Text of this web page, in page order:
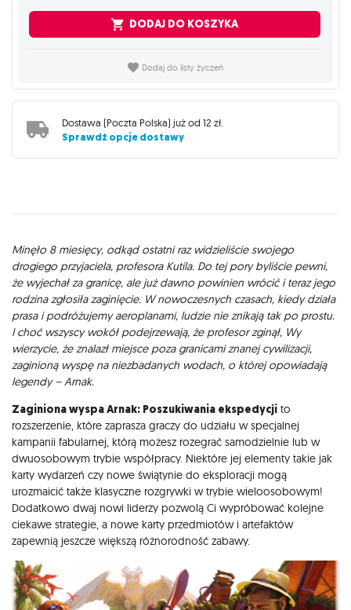
DODAJ DO KOSZYKA
Dodaj do listy życzeń
Dostawa (Poczta Polska) już od 12 zł
Sprawdź opcje dostawy
Opis
Minęło 8 miesięcy, odkąd ostatni raz widzieliście swojego
drogiego przyjaciela, profesora Kutila. Do tej pory byliście pewni,
że wyjechał za granicę, ale już dawno powinien wrócić i teraz jego
rodzina zgłosiła zaginięcie. W nowoczesnych czasach, kiedy działa
prasa i podróżujemy aeroplanami, ludzie nie znikają tak po prostu.
I choć wszyscy wokół podejrzewają, że profesor zginął, Wy
wierzycie, że znalazł miejsce poza granicami znanej cywilizacji,
zaginioną wyspę na niezbadanych wodach, o której opowiadają
legendy – Arnak.
Zaginiona wyspa Arnak: Poszukiwania ekspedycji to
rozszerzenie, które zaprasza graczy do udziału w specjalnej
kampanii fabularnej, którą możesz rozegrać samodzielnie lub w
dwuosobowym trybie współpracy. Niektóre jej elementy takie jak
karty wydarzeń czy nowe świątynie do eksploracji mogą
urozmaicić także klasyczne rozgrywki w trybie wieloosobowym!
Dodatkowo dwaj nowi liderzy pozwolą Ci wypróbować kolejne
ciekawe strategie, a nowe karty przedmiotów i artefaktów
zapewnią jeszcze większą różnorodność zabawy.